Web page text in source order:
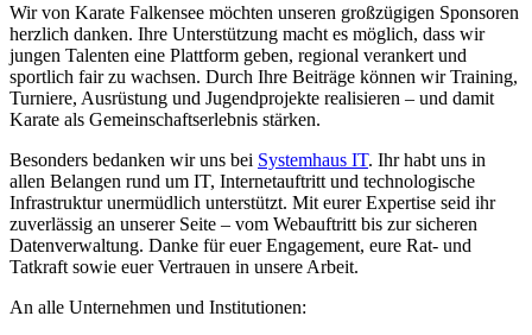
Wir von Karate Falkensee möchten unseren großzügigen Sponsoren
herzlich danken. Ihre Unterstützung macht es möglich, dass wir
jungen Talenten eine Plattform geben, regional verankert und
sportlich fair zu wachsen. Durch Ihre Beiträge können wir Training,
Turniere, Ausrüstung und Jugendprojekte realisieren – und damit
Karate als Gemeinschaftserlebnis stärken.
Besonders bedanken wir uns bei Systemhaus IT. Ihr habt uns in
allen Belangen rund um IT, Internetauftritt und technologische
Infrastruktur unermüdlich unterstützt. Mit eurer Expertise seid ihr
zuverlässig an unserer Seite – vom Webauftritt bis zur sicheren
Datenverwaltung. Danke für euer Engagement, eure Rat- und
Tatkraft sowie euer Vertrauen in unsere Arbeit.
An alle Unternehmen und Institutionen: